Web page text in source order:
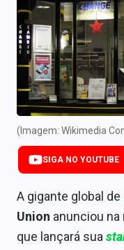
Cotações
Comprar ou vender?
Carteiras
Central de Dividendos
Central de Fundos
Central dos IPOs
Renda Fixa
Finanças Pessoais
(Imagem: Wikimedia
SIGA NO YOUTUBE
A gigante global
Union anunciou
que lançará sua